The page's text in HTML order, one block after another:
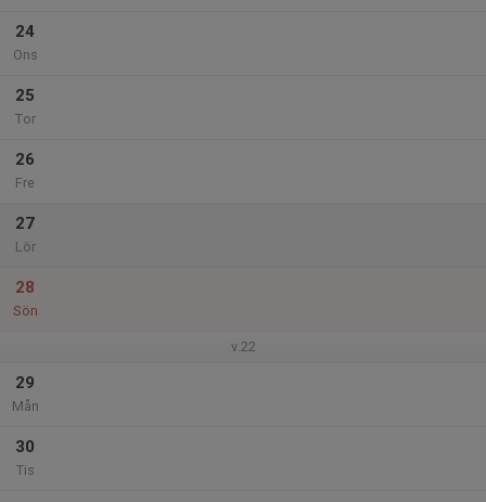
24
Ons
25
Tor
26
Fre
27
Lör
28
Sön
v.22
29
Mån
30
Tis